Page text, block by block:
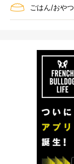
ごはん/おやつ